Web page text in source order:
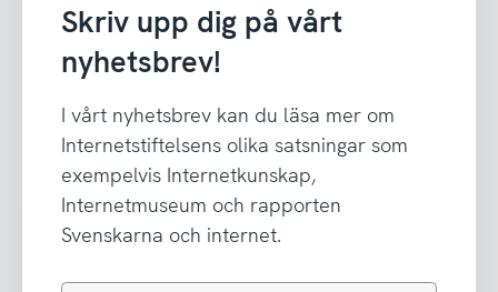
Skriv upp dig på vårt
nyhetsbrev!
I vårt nyhetsbrev kan du läsa mer om
Internetstiftelsens olika satsningar som
exempelvis Internetkunskap,
Internetmuseum och rapporten
Svenskarna och internet.